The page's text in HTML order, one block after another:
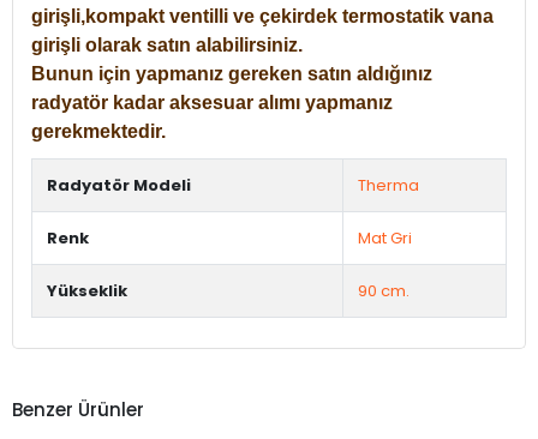
girişli,kompakt ventilli ve çekirdek termostatik vana
girişli olarak satın alabilirsiniz.
Bunun için yapmanız gereken satın aldığınız
radyatör kadar aksesuar alımı yapmanız
gerekmektedir.
Radyatör Modeli Therma
Renk Mat Gri
Yükseklik 90 cm.
Benzer Ürünler